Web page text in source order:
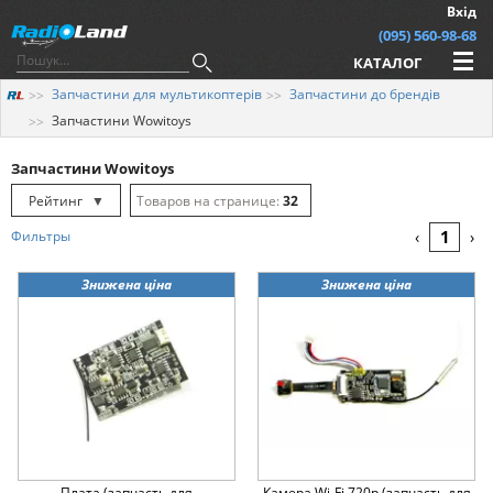
Вхід
(095) 560-98-68
КАТАЛОГ
Запчастини для мультикоптерів
Запчастини до брендів
Запчастини Wowitoys
Запчастини Wowitoys
Рейтинг
▼
Рейтинг
Дата ▼
▼
32
Фильтры ‹ 1 ›
Знижена ціна Знижена ціна